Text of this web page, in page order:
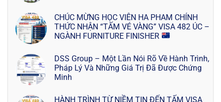
CHÚC MỪNG HỌC VIÊN HA PHAM CHÍNH
THỨC NHẬN “TẤM VÉ VÀNG” VISA 482 ÚC –
NGÀNH FURNITURE FINISHER
DSS Group – Một Lần Nói Rõ Về Hành Trình,
Pháp Lý Và Những Giá Trị Đã Được Chứng
Minh
HÀNH TRÌNH TỪ NIỀM TIN ĐẾN TẤM VISA